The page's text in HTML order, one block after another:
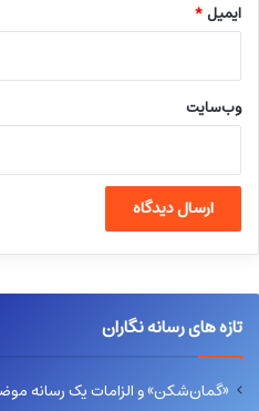
ایمیل*
وب‌سایت
تازه های رسانه نگاران
«گمان‌شکن» و الزامات یک رسانه